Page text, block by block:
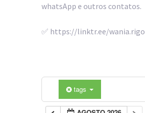
whatsApp e outros contatos.
✅ https://linktr.ee/wania.rigo
tags